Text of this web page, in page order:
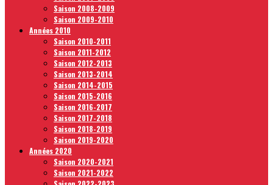
Saison 2008-2009
Saison 2009-2010
Années 2010
Saison 2010-2011
Saison 2011-2012
Saison 2012-2013
Saison 2013-2014
Saison 2014-2015
Saison 2015-2016
Saison 2016-2017
Saison 2017-2018
Saison 2018-2019
Saison 2019-2020
Années 2020
Saison 2020-2021
Saison 2021-2022